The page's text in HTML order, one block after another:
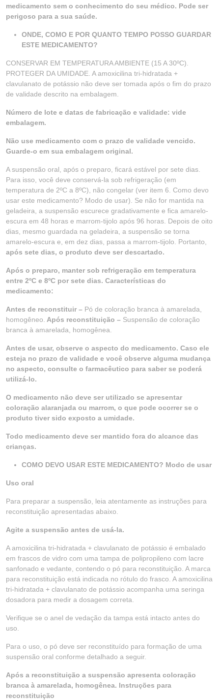
medicamento sem o conhecimento do seu médico. Pode ser
perigoso para a sua saúde.
ONDE, COMO E POR QUANTO TEMPO POSSO GUARDAR
ESTE MEDICAMENTO?
CONSERVAR EM TEMPERATURA AMBIENTE (15 A 30ºC).
PROTEGER DA UMIDADE. A amoxicilina tri-hidratada +
clavulanato de potássio não deve ser tomada após o fim do prazo
de validade descrito na embalagem.
Número de lote e datas de fabricação e validade: vide
embalagem.
Não use medicamento com o prazo de validade vencido.
Guarde-o em sua embalagem original.
A suspensão oral, após o preparo, ficará estável por sete dias.
Para isso, você deve conservá-la sob refrigeração (em
temperatura de 2ºC a 8ºC), não congelar (ver item 6. Como devo
usar este medicamento? Modo de usar). Se não for mantida na
geladeira, a suspensão escurece gradativamente e fica amarelo-
escura em 48 horas e marrom-tijolo após 96 horas. Depois de oito
dias, mesmo guardada na geladeira, a suspensão se torna
amarelo-escura e, em dez dias, passa a marrom-tijolo. Portanto,
após sete dias, o produto deve ser descartado.
Após o preparo, manter sob refrigeração em temperatura
entre 2ºC e 8ºC por sete dias. Características do
medicamento:
Antes de reconstituir – Pó de coloração branca à amarelada,
homogêneo. Após reconstituição – Suspensão de coloração
branca à amarelada, homogênea.
Antes de usar, observe o aspecto do medicamento. Caso ele
esteja no prazo de validade e você observe alguma mudança
no aspecto, consulte o farmacêutico para saber se poderá
utilizá-lo.
O medicamento não deve ser utilizado se apresentar
coloração alaranjada ou marrom, o que pode ocorrer se o
produto tiver sido exposto a umidade.
Todo medicamento deve ser mantido fora do alcance das
crianças.
COMO DEVO USAR ESTE MEDICAMENTO? Modo de usar
Uso oral
Para preparar a suspensão, leia atentamente as instruções para
reconstituição apresentadas abaixo.
Agite a suspensão antes de usá-la.
A amoxicilina tri-hidratada + clavulanato de potássio é embalado
em frascos de vidro com uma tampa de polipropileno com lacre
sanfonado e vedante, contendo o pó para reconstituição. A marca
para reconstituição está indicada no rótulo do frasco. A amoxicilina
tri-hidratada + clavulanato de potássio acompanha uma seringa
dosadora para medir a dosagem correta.
Verifique se o anel de vedação da tampa está intacto antes do
uso.
Para o uso, o pó deve ser reconstituído para formação de uma
suspensão oral conforme detalhado a seguir.
Após a reconstituição a suspensão apresenta coloração
branca à amarelada, homogênea. Instruções para
reconstituição